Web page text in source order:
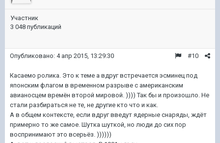
Участник
3 048 публикаций
#10
Опубликовано: 4 апр 2015, 13:29:30
Касаемо ролика. Это к теме а вдруг встречается эсминец под
японским флагом в временном разрыве с американским
авианосцем времён второй мировой. )))) Так бы и произошло. Не
стали разбираться не те, не другие кто что и как.
А в общем контексте, если вдруг введут ядерные снаряды, ждёт
примерно то же самое. Шутка шуткой, но люди до сих пор
воспринимают это всерьёз. ))))))